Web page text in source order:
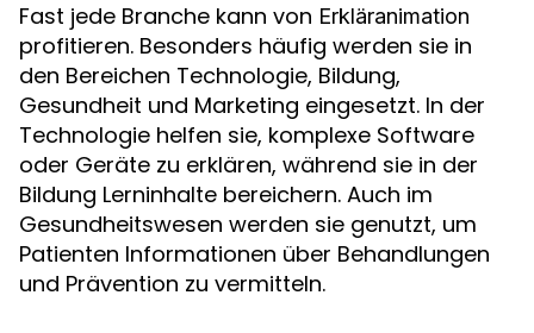
Fast jede Branche kann von Erkläranimation
profitieren. Besonders häufig werden sie in
den Bereichen Technologie, Bildung,
Gesundheit und Marketing eingesetzt. In der
Technologie helfen sie, komplexe Software
oder Geräte zu erklären, während sie in der
Bildung Lerninhalte bereichern. Auch im
Gesundheitswesen werden sie genutzt, um
Patienten Informationen über Behandlungen
und Prävention zu vermitteln.